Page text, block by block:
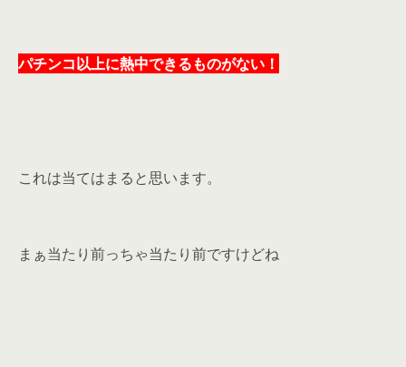
パチンコ以上に熱中できるものがない！
これは当てはまると思います。
まぁ当たり前っちゃ当たり前ですけどね